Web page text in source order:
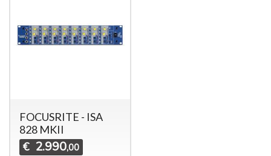
FOCUSRITE - ISA
828 MKII
€ 2.990,00